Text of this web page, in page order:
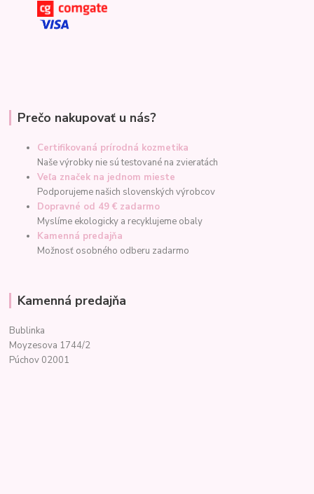
Prečo nakupovať u nás?
Certifikovaná prírodná kozmetika
Naše výrobky nie sú testované na zvieratách
Veľa značek na jednom mieste
Podporujeme našich slovenských výrobcov
Dopravné od 49 € zadarmo
Myslíme ekologicky a recyklujeme obaly
Kamenná predajňa
Možnosť osobného odberu zadarmo
Kamenná predajňa
Bublinka
Moyzesova 1744/2
Púchov 02001